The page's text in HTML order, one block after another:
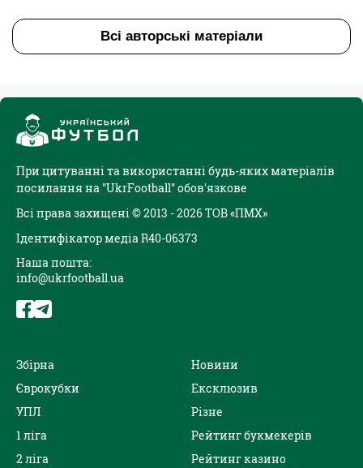
Всі авторські матеріали
При цитуванні та використанні будь-яких матеріалів
посилання на "UkrFootball" обов'язкове
Всі права захищені © 2013 - 2026 ТОВ «ПМХ»
Ідентифікатор медіа R40-06373
Наша пошта:
info@ukrfootball.ua
Збірна
Єврокубки
УПЛ
1 ліга
2 ліга
Новини
Ексклюзив
Різне
Рейтинг букмекерів
Рейтинг казино